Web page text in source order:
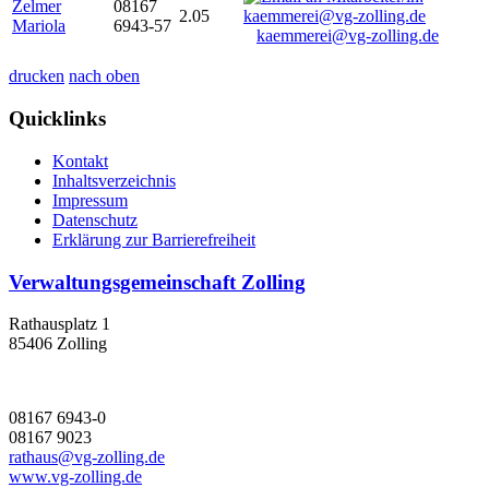
Zelmer
Mariola
08167
6943-57
2.05
kaemmerei@vg-zolling.de
drucken nach oben
Quicklinks
Kontakt
Inhaltsverzeichnis
Impressum
Datenschutz
Erklärung zur Barrierefreiheit
Verwaltungsgemeinschaft Zolling
Rathausplatz 1
85406 Zolling
08167 6943-0
08167 9023
rathaus@vg-zolling.de
www.vg-zolling.de